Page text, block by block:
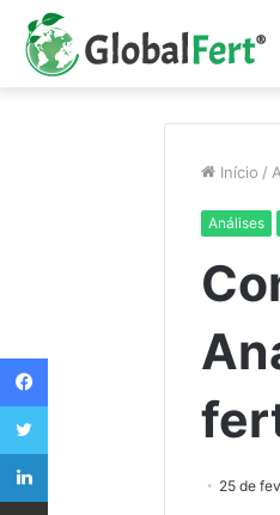
Início /
Análises
25 de
Facebook
Twitter
Linkedin
Compartilhar via e-mail